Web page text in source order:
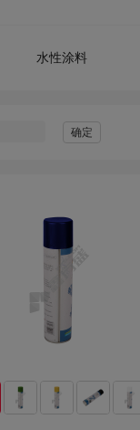
保赐利
其他
电视塔
金鱼
奥斯乐
水性涂料
确定